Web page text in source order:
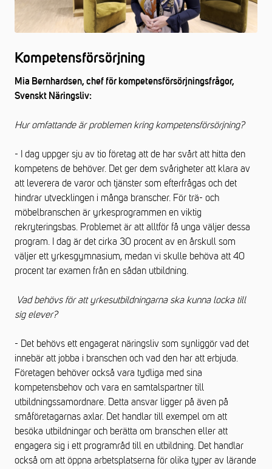
Kompetensförsörjning
Mia Bernhardsen, chef för kompetensförsörjningsfrågor,
Svenskt Näringsliv:
Hur omfattande är problemen kring kompetensförsörjning?
- I dag uppger sju av tio företag att de har svårt att hitta den
kompetens de behöver. Det ger dem svårigheter att klara av
att leverera de varor och tjänster som efterfrågas och det
hindrar utvecklingen i många branscher. För trä- och
möbelbranschen är yrkesprogrammen en viktig
rekryteringsbas. Problemet är att alltför få unga väljer dessa
program. I dag är det cirka 30 procent av en årskull som
väljer ett yrkesgymnasium, medan vi skulle behöva att 40
procent tar examen från en sådan utbildning.
Vad behövs för att yrkesutbildningarna ska kunna locka till
sig elever?
- Det behövs ett engagerat näringsliv som synliggör vad det
innebär att jobba i branschen och vad den har att erbjuda.
Företagen behöver också vara tydliga med sina
kompetensbehov och vara en samtalspartner till
utbildningssamordnare. Detta ansvar ligger på även på
småföretagarnas axlar. Det handlar till exempel om att
besöka utbildningar och berätta om branschen eller att
engagera sig i ett programråd till en utbildning. Det handlar
också om att öppna arbetsplatserna för olika typer av lärande